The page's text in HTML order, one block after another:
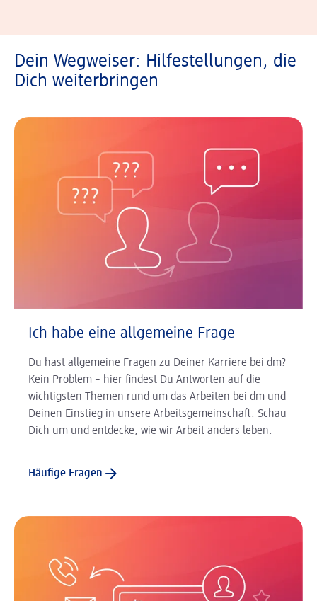
Dein Wegweiser: Hilfestellungen, die
Dich weiterbringen
Ich habe eine allgemeine Frage
Du hast allgemeine Fragen zu Deiner Karriere bei dm?
Kein Problem – hier findest Du Antworten auf die
wichtigsten Themen rund um das Arbeiten bei dm und
Deinen Einstieg in unsere Arbeitsgemeinschaft. Schau
Dich um und entdecke, wie wir Arbeit anders leben.
Häufige Fragen